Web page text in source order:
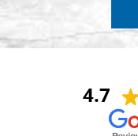
4.7
Anna Maria Negri